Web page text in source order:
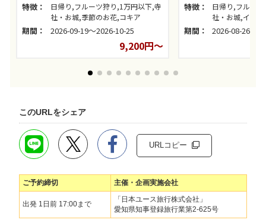
特徴：
日帰り,フルーツ狩り,1万円以下,寺
社・お城,季節のお花,コキア
期間： 2026-09-19～2026-10-25
9,200円～
特徴：
日帰り,フルー
社・お城,イチ
り
期間： 2026-08-26～
このURLをシェア
URLコピー
ご予約締切 主催・企画実施会社
出発 1日前 17:00まで
「日本ユース旅行株式会社」
愛知県知事登録旅行業第2-625号